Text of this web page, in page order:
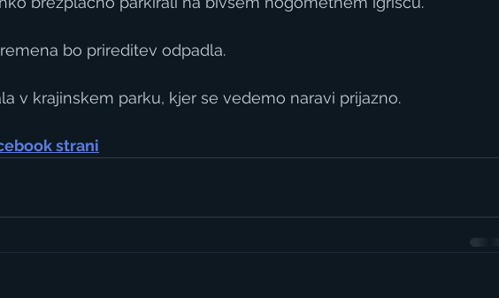
bo prireditev odpadla.
v krajinskem parku, kjer se vedemo naravi prijazno.
strani